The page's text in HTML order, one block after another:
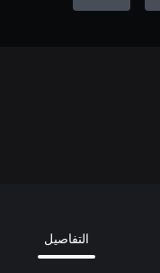
التفاصيل